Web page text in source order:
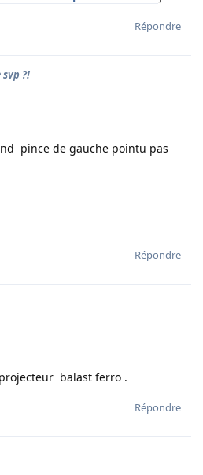
Répondre
?!
pince de gauche pointu pas
Répondre
balast ferro .
Répondre